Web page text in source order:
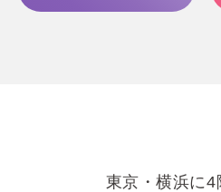
東京・横浜に4